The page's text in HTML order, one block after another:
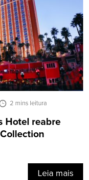
2 mins leitura
Hotel reabre
Leia mais